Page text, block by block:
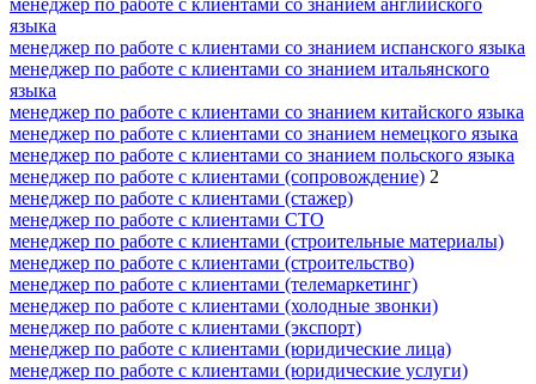
языка
менеджер по работе с клиентами со знанием испанского языка
менеджер по работе с клиентами со знанием итальянского
языка
менеджер по работе с клиентами со знанием китайского языка
менеджер по работе с клиентами со знанием немецкого языка
менеджер по работе с клиентами со знанием польского языка
менеджер по работе с клиентами (сопровождение) 2
менеджер по работе с клиентами (стажер)
менеджер по работе с клиентами СТО
менеджер по работе с клиентами (строительные материалы)
менеджер по работе с клиентами (строительство)
менеджер по работе с клиентами (телемаркетинг)
менеджер по работе с клиентами (холодные звонки)
менеджер по работе с клиентами (экспорт)
менеджер по работе с клиентами (юридические лица)
менеджер по работе с клиентами (юридические услуги)